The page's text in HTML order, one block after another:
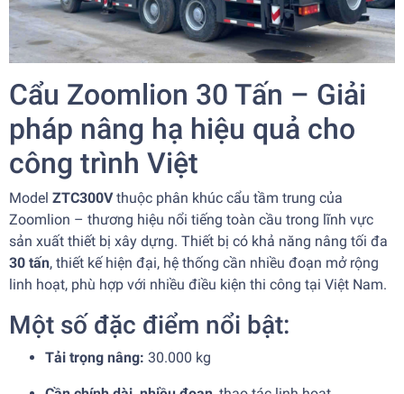
Cẩu Zoomlion 30 Tấn – Giải
pháp nâng hạ hiệu quả cho
công trình Việt
Model ZTC300Vthuộc phân khúc cẩu tầm trung của
Zoomlion – thương hiệu nổi tiếng toàn cầu trong lĩnh vực
sản xuất thiết bị xây dựng. Thiết bị có khả năng nâng tối đa
30 tấn, thiết kế hiện đại, hệ thống cần nhiều đoạn mở rộng
linh hoạt, phù hợp với nhiều điều kiện thi công tại Việt Nam.
Một số đặc điểm nổi bật:
Tải trọng nâng: 30.000 kg